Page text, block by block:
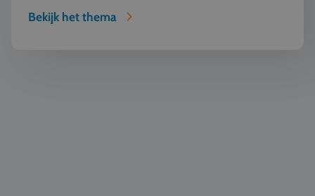
Bekijk het thema